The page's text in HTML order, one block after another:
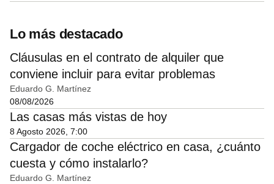
Lo más destacado
Cláusulas en el contrato de alquiler que
conviene incluir para evitar problemas
Eduardo G. Martínez
08/08/2026
Las casas más vistas de hoy
8 Agosto 2026, 7:00
Cargador de coche eléctrico en casa, ¿cuánto
cuesta y cómo instalarlo?
Eduardo G. Martínez